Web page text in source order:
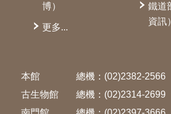
博）
更多...
鐵道
資訊）
本館 總機：(02)2382-2566
古生物館
總機：(02)2314-2699